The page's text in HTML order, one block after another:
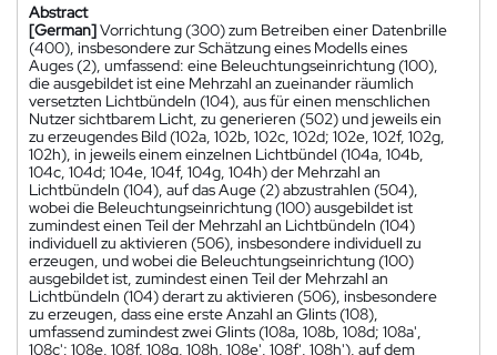
Abstract
[German]Vorrichtung (300) zum Betreiben einer Datenbrille
(400), insbesondere zur Schätzung eines Modells eines
Auges (2), umfassend: eine Beleuchtungseinrichtung (100),
die ausgebildet ist eine Mehrzahl an zueinander räumlich
versetzten Lichtbündeln (104), aus für einen menschlichen
Nutzer sichtbarem Licht, zu generieren (502) und jeweils ein
zu erzeugendes Bild (102a, 102b, 102c, 102d; 102e, 102f, 102g,
102h), in jeweils einem einzelnen Lichtbündel (104a, 104b,
104c, 104d; 104e, 104f, 104g, 104h) der Mehrzahl an
Lichtbündeln (104), auf das Auge (2) abzustrahlen (504),
wobei die Beleuchtungseinrichtung (100) ausgebildet ist
zumindest einen Teil der Mehrzahl an Lichtbündeln (104)
individuell zu aktivieren (506), insbesondere individuell zu
erzeugen, und wobei die Beleuchtungseinrichtung (100)
ausgebildet ist, zumindest einen Teil der Mehrzahl an
Lichtbündeln (104) derart zu aktivieren (506), insbesondere
zu erzeugen, dass eine erste Anzahl an Glints (108),
umfassend zumindest zwei Glints (108a, 108b, 108d; 108a',
108c'; 108e, 108f, 108g, 108h, 108e', 108f', 108h'), auf dem